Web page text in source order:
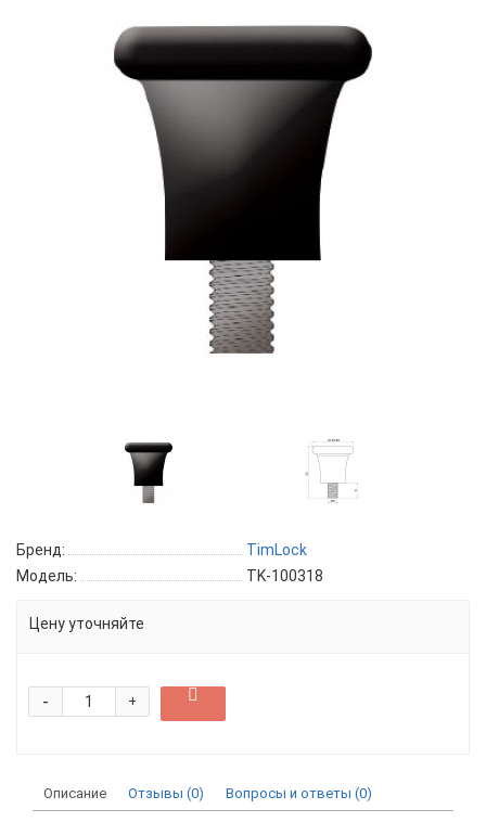
Бренд:
TimLock
Модель:
TK-100318
Цену уточняйте
+
-
Описание Отзывы (0) Вопросы и ответы (0)